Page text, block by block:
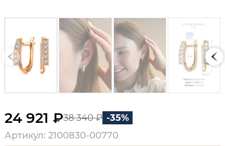
24 921 ₽38 340 ₽ -35%
Артикул: 2100830-00770